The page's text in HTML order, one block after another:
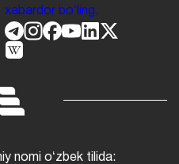
xabardor boʻling.
nomi oʻzbek tilida: